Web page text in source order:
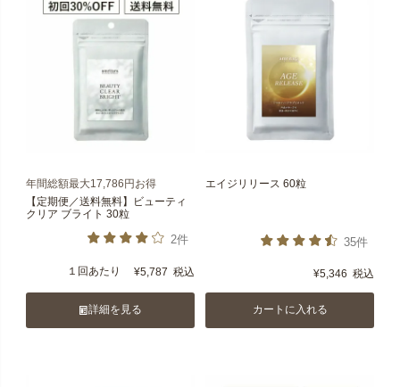
年間総額最大17,786円お得
【定期便／送料無料】ビューティ
クリア ブライト 30粒
2件
１回あたり ¥5,787 税込
詳細を見る
エイジリリース 60粒
35件
¥5,346 税込
カートに入れる